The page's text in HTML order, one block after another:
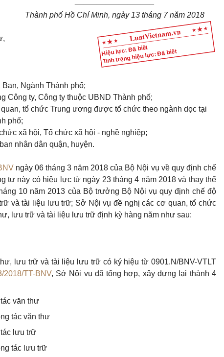
Hiệu lực: Đã biết
Tình trạng hiệu lực: Đã biết
Thành phố Hồ Chí Minh, ngày 13 tháng 7 năm 2018
Ban, Ngành Thành phố;
Công ty, Công ty thuộc UBND Thành phố;
tổ chức Trung ương được tổ chức theo ngành dọc tại
phố;
xã hội, Tổ chức xã hội - nghề nghiệp;
nhân dân quận, huyện.
ngày 06 tháng 3 năm 2018 của Bộ Nội vụ về quy định chế
tư này có hiệu lực từ ngày 23 tháng 4 năm 2018 và thay thế
10 năm 2013 của Bộ trưởng Bộ Nội vụ quy định chế độ
và tài liệu lưu trữ; Sở Nội vụ đề nghị các cơ quan, tổ chức
lưu trữ và tài liệu lưu trữ định kỳ hàng năm như sau:
lưu trữ và tài liệu lưu trữ có ký hiệu từ 0901.N/BNV-VTLT
2018/TT-BNV, Sở Nội vụ đã tổng hợp, xây dựng lại thành 4
văn thư
tác văn thư
lưu trữ
tác lưu trữ